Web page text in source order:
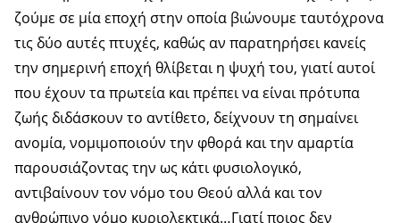
ζούμε σε μία εποχή στην οποία βιώνουμε ταυτόχρονα
τις δύο αυτές πτυχές, καθώς αν παρατηρήσει κανείς
την σημερινή εποχή θλίβεται η ψυχή του, γιατί αυτοί
που έχουν τα πρωτεία και πρέπει να είναι πρότυπα
ζωής διδάσκουν το αντίθετο, δείχνουν τη σημαίνει
ανομία, νομιμοποιούν την φθορά και την αμαρτία
παρουσιάζοντας την ως κάτι φυσιολογικό,
αντιβαίνουν τον νόμο του Θεού αλλά και τον
ανθρώπινο νόμο κυριολεκτικά…Γιατί ποιος δεν